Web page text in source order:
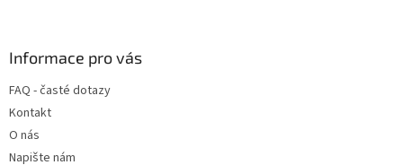
Informace pro vás
FAQ - časté dotazy
Kontakt
O nás
Napište nám